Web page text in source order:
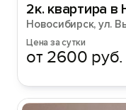
2к. квартира в
Новосибирск, ул.
Цена за сутки
от 2600 руб.